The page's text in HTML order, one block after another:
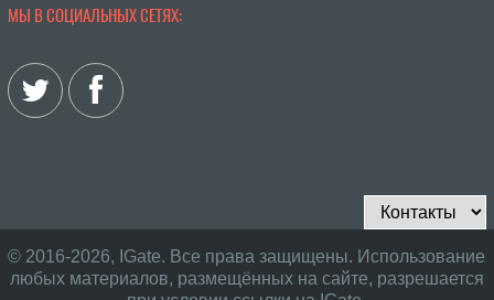
МЫ В СОЦИАЛЬНЫХ СЕТЯХ:
© 2016-2026, IGate. Все права защищены. Использование
любых материалов, размещённых на сайте, разрешается